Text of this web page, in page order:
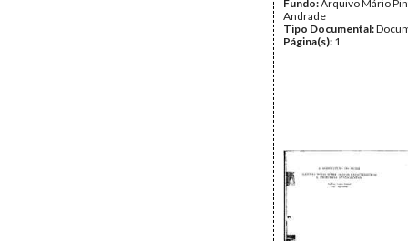
Fundo:Arquivo Mário
Andrade
Tipo Documental:
Página(s): 1